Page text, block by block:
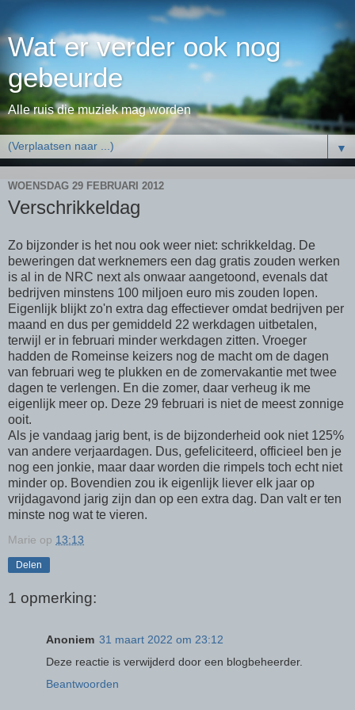
Wat er verder ook nog
gebeurde
Alle ruis die muziek mag worden
▼
WOENSDAG 29 FEBRUARI 2012
Verschrikkeldag
Zo bijzonder is het nou ook weer niet: schrikkeldag. De
beweringen dat werknemers een dag gratis zouden werken
is al in de NRC next als onwaar aangetoond, evenals dat
bedrijven minstens 100 miljoen euro mis zouden lopen.
Eigenlijk blijkt zo'n extra dag effectiever omdat bedrijven per
maand en dus per gemiddeld 22 werkdagen uitbetalen,
terwijl er in februari minder werkdagen zitten. Vroeger
hadden de Romeinse keizers nog de macht om de dagen
van februari weg te plukken en de zomervakantie met twee
dagen te verlengen. En die zomer, daar verheug ik me
eigenlijk meer op. Deze 29 februari is niet de meest zonnige
ooit.
Als je vandaag jarig bent, is de bijzonderheid ook niet 125%
van andere verjaardagen. Dus, gefeliciteerd, officieel ben je
nog een jonkie, maar daar worden die rimpels toch echt niet
minder op. Bovendien zou ik eigenlijk liever elk jaar op
vrijdagavond jarig zijn dan op een extra dag. Dan valt er ten
minste nog wat te vieren.
Marie op 13:13
Delen
1 opmerking:
Anoniem 31 maart 2022 om 23:12
Deze reactie is verwijderd door een blogbeheerder.
Beantwoorden